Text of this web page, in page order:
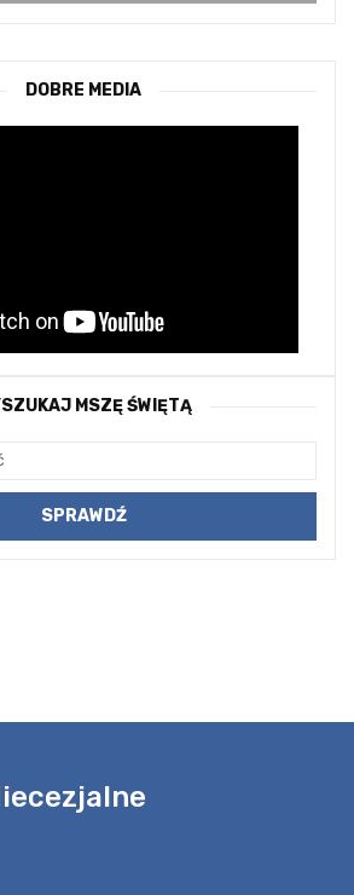
DOBRE MEDIA
MSZĘ ŚWIĘTĄ